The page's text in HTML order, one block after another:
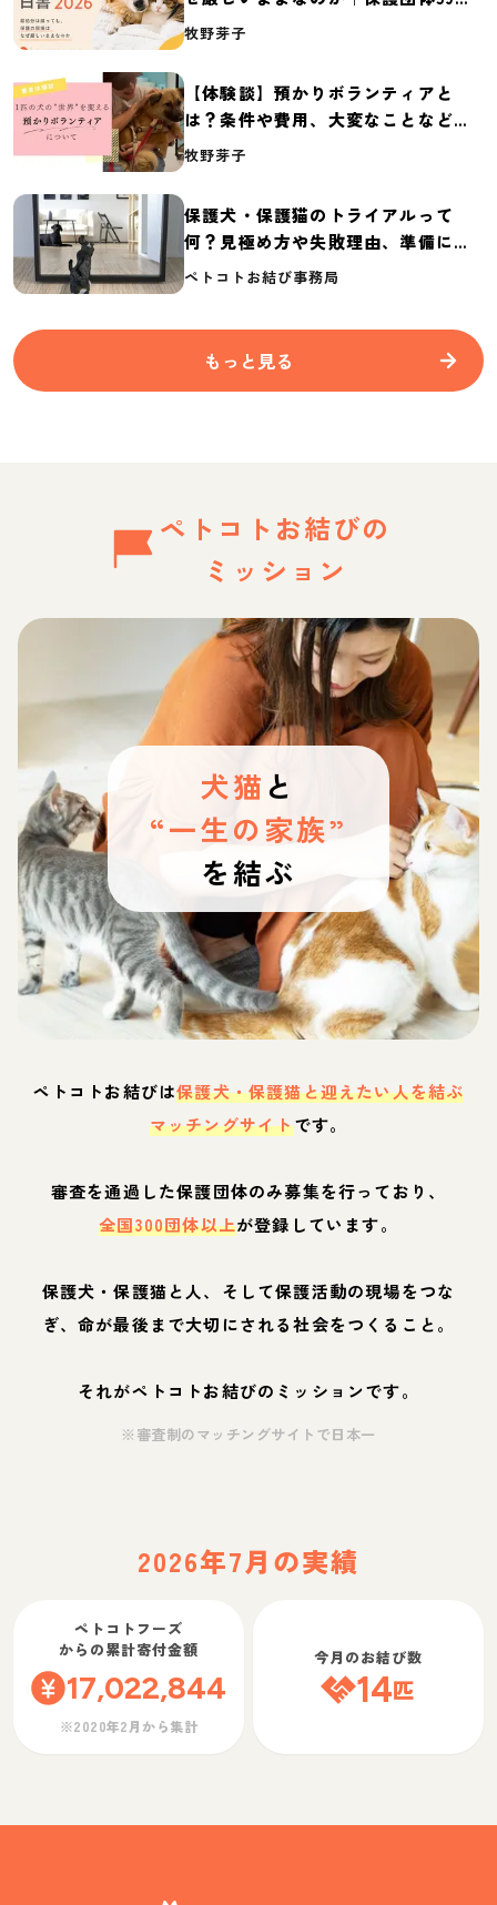
体の実態調査【保護犬・保護猫白書
牧野芽子
【体験談】預かりボランティアと
は？条件や費用、大変なことなど紹
介
牧野芽子
保護犬・保護猫のトライアルって
何？見極め方や失敗理由、準備に必
要なものを紹介
ペトコトお結び事務局
もっと見る
ペトコトお結びの
ミッション
犬猫 と
“一生の家族”
を結ぶ
ペトコトお結びは保護犬・保護猫と迎えたい人を結ぶ
マッチングサイトです。
審査を通過した保護団体のみ募集を行っており、
全国300団体以上が登録しています。
保護犬・保護猫と人、そして保護活動の現場をつな
ぎ、命が最後まで大切にされる社会をつくること。
それがペトコトお結びのミッションです。
※審査制のマッチングサイトで日本一
2026年7月の実績
ペトコトフーズ
からの累計寄付金額
17,022,844
※2020年2月から集計
今月のお結び数
14匹